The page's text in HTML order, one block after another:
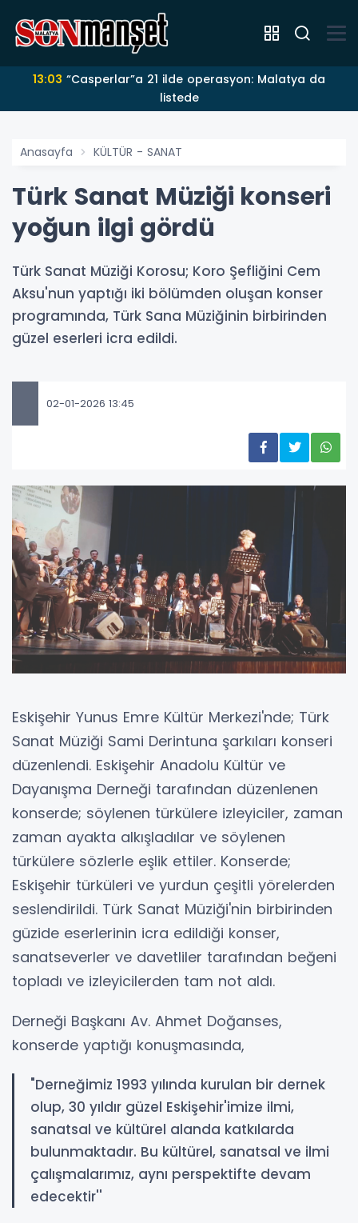
13:03
listede
Anasayfa KÜLTÜR - SANAT
Türk Sanat Müziği konseri
yoğun ilgi gördü
Türk Sanat Müziği Korosu; Koro Şefliğini Cem
Aksu'nun yaptığı iki bölümden oluşan konser
programında, Türk Sana Müziğinin birbirinden
güzel eserleri icra edildi.
02-01-2026 13:45
Eskişehir Yunus Emre Kültür Merkezi'nde; Türk
Sanat Müziği Sami Derintuna şarkıları konseri
düzenlendi. Eskişehir Anadolu Kültür ve
Dayanışma Derneği tarafından düzenlenen
konserde; söylenen türkülere izleyiciler, zaman
zaman ayakta alkışladılar ve söylenen
türkülere sözlerle eşlik ettiler. Konserde;
Eskişehir türküleri ve yurdun çeşitli yörelerden
seslendirildi. Türk Sanat Müziği'nin birbirinden
güzide eserlerinin icra edildiği konser,
sanatseverler ve davetliler tarafından beğeni
topladı ve izleyicilerden tam not aldı.
Derneği Başkanı Av. Ahmet Doğanses,
konserde yaptığı konuşmasında,
"Derneğimiz 1993 yılında kurulan bir dernek
olup, 30 yıldır güzel Eskişehir'imize ilmi,
sanatsal ve kültürel alanda katkılarda
bulunmaktadır. Bu kültürel, sanatsal ve ilmi
çalışmalarımız, aynı perspektifte devam
edecektir''